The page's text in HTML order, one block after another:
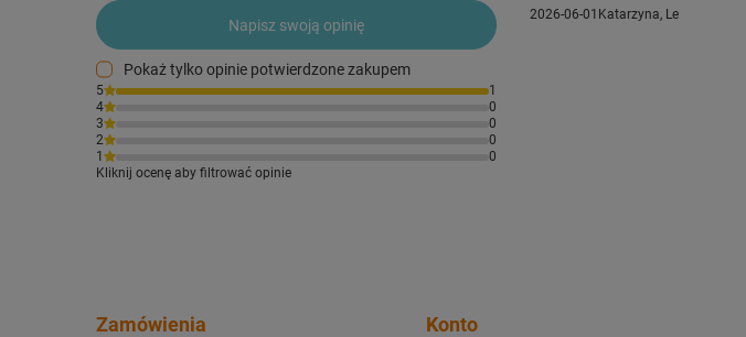
Napisz swoją opinię
Pokaż tylko opinie potwierdzone zakupem
5
1
4
0
3
0
2
0
1
0
Kliknij ocenę aby filtrować opinie
2026-06-01 Katarzyna, Le
Zamówienia Konto